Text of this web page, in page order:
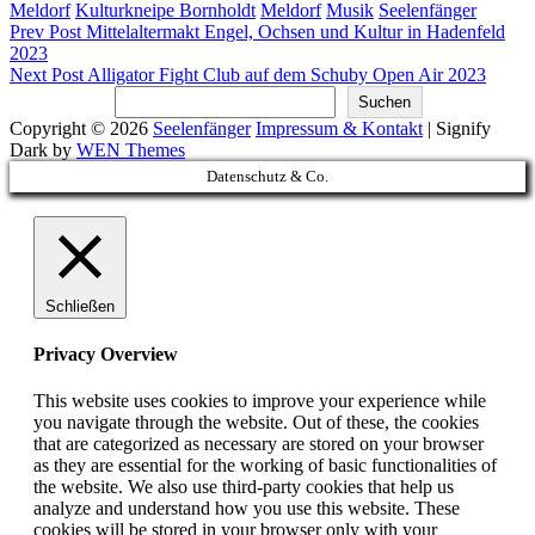
Meldorf Kulturkneipe Bornholdt Meldorf Musik Seelenfänger
Beitragsnavigation
Previous
Post
Prev Post Mittelaltermakt Engel, Ochsen und Kultur in Hadenfeld
2023
Next
Next Post Alligator Fight Club auf dem Schuby Open Air 2023
Suchen
Copyright © 2026 Seelenfänger Impressum & Kontakt | Signify
Dark by WEN Themes
Scroll
Up
Datenschutz & Co.
Schließen
Privacy Overview
This website uses cookies to improve your experience while
you navigate through the website. Out of these, the cookies
that are categorized as necessary are stored on your browser
as they are essential for the working of basic functionalities of
the website. We also use third-party cookies that help us
analyze and understand how you use this website. These
cookies will be stored in your browser only with your